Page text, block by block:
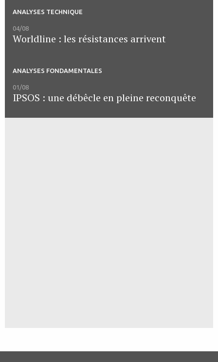
ANALYSES TECHNIQUE
04/08
Worldline : les résistances arrivent
ANALYSES FONDAMENTALES
01/08
IPSOS : une débêcle en pleine reconquête